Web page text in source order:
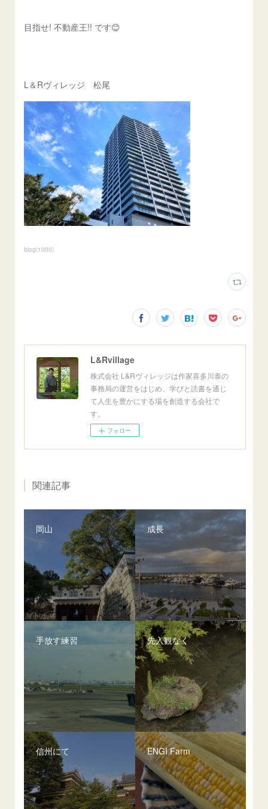
目指せ! 不動産王!! です😊
L＆Rヴィレッジ 松尾
blog(1000)
L&Rvillage
株式会社 L&Rヴィレッジは作家喜多川泰の
事務局の運営をはじめ、学びと読書を通じ
て人生を豊かにする場を創造する会社で
す。
フォロー
関連記事
岡山 成長
手放す練習 先入観なく
信州にて ENGI Farm